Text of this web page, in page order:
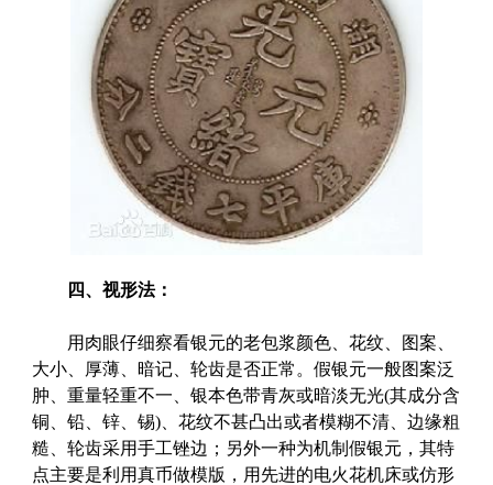
四、视形法：
用肉眼仔细察看银元的老包浆颜色、花纹、图案、
大小、厚薄、暗记、轮齿是否正常。假银元一般图案泛
肿、重量轻重不一、银本色带青灰或暗淡无光(其成分含
铜、铅、锌、锡)、花纹不甚凸出或者模糊不清、边缘粗
糙、轮齿采用手工锉边；另外一种为机制假银元，其特
点主要是利用真币做模版，用先进的电火花机床或仿形